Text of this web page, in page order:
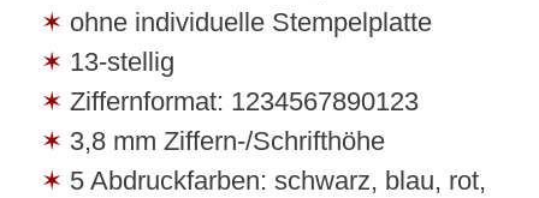
ohne individuelle Stempelplatte
13-stellig
Ziffernformat: 1234567890123
3,8 mm Ziffern-/Schrifthöhe
5 Abdruckfarben: schwarz, blau, rot,